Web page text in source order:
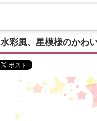
水彩風、星模様のかわ